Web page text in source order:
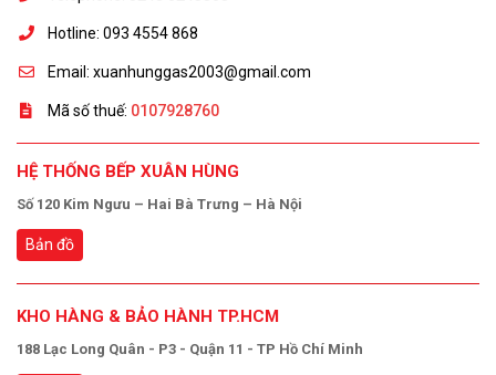
Hotline: 093 4554 868
Email: xuanhunggas2003@gmail.com
Mã số thuế: 0107928760
HỆ THỐNG BẾP XUÂN HÙNG
Số 120 Kim Ngưu – Hai Bà Trưng – Hà Nội
Bản đồ
KHO HÀNG & BẢO HÀNH TP.HCM
188 Lạc Long Quân - P3 - Quận 11 - TP Hồ Chí Minh